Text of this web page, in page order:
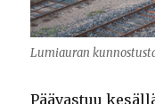
Lumiauran
Päävastuu